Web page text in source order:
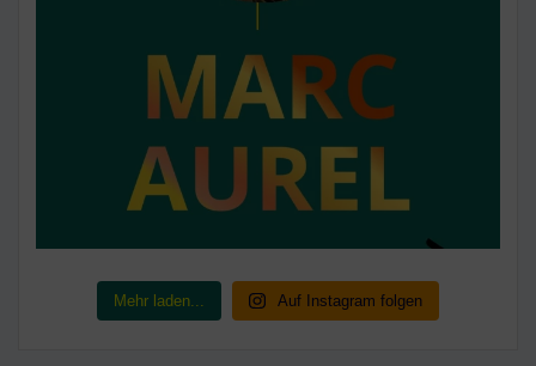
Mehr laden... Auf Instagram folgen